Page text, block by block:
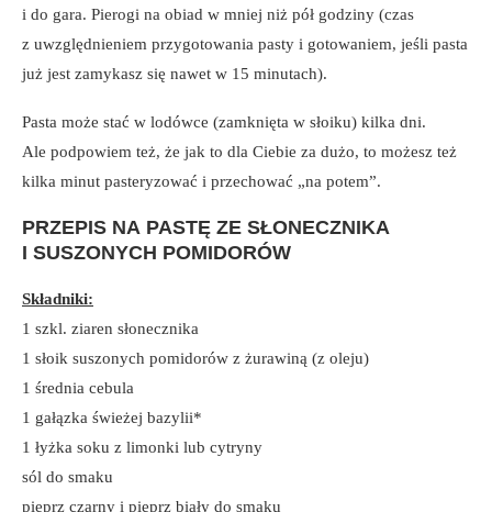
i do gara. Pierogi na obiad w mniej niż pół godziny (czas
z uwzględnieniem przygotowania pasty i gotowaniem, jeśli pasta
już jest zamykasz się nawet w 15 minutach).
Pasta może stać w lodówce (zamknięta w słoiku) kilka dni.
Ale podpowiem też, że jak to dla Ciebie za dużo, to możesz też
kilka minut pasteryzować i przechować „na potem”.
PRZEPIS NA PASTĘ ZE SŁONECZNIKA
I SUSZONYCH POMIDORÓW
Składniki:
1 szkl. ziaren słonecznika
1 słoik suszonych pomidorów z żurawiną (z oleju)
1 średnia cebula
1 gałązka świeżej bazylii*
1 łyżka soku z limonki lub cytryny
sól do smaku
pieprz czarny i pieprz biały do smaku